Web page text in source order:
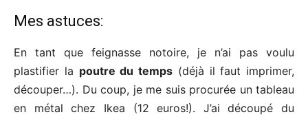
Mes astuces:
En tant que feignasse notoire, je n’ai pas voulu
plastifier la poutre du temps (déjà il faut imprimer,
découper…). Du coup, je me suis procurée un tableau
en métal chez Ikea (12 euros!). J’ai découpé du